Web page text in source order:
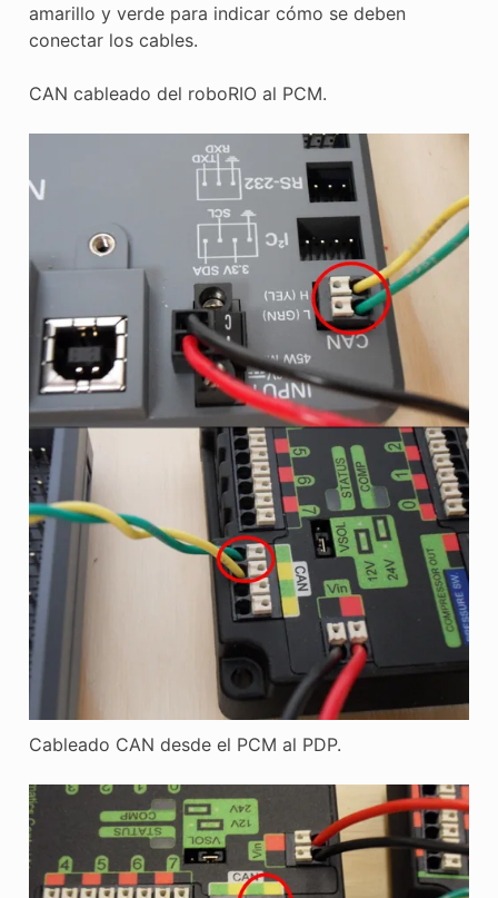
amarillo y verde para indicar cómo se deben
conectar los cables.
CAN cableado del roboRIO al PCM.
Cableado CAN desde el PCM al PDP.